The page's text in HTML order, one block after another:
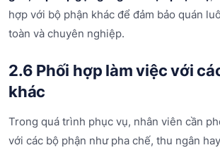
hợp với bộ phận khác để đảm bảo quán
toàn và chuyên nghiệp.
2.6 Phối hợp làm việc với
khác
Trong quá trình phục vụ, nhân viên cần
với các bộ phận như pha chế, thu ngân